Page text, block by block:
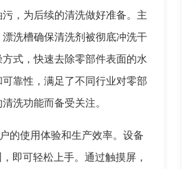
，为后续的清洗做好准备。主
洗槽确保清洗剂被彻底冲洗干
式，快速去除零部件表面的水
靠性，满足了不同行业对零部
洗功能而备受关注。
的使用体验和生产效率。设备
即可轻松上手。通过触摸屏，